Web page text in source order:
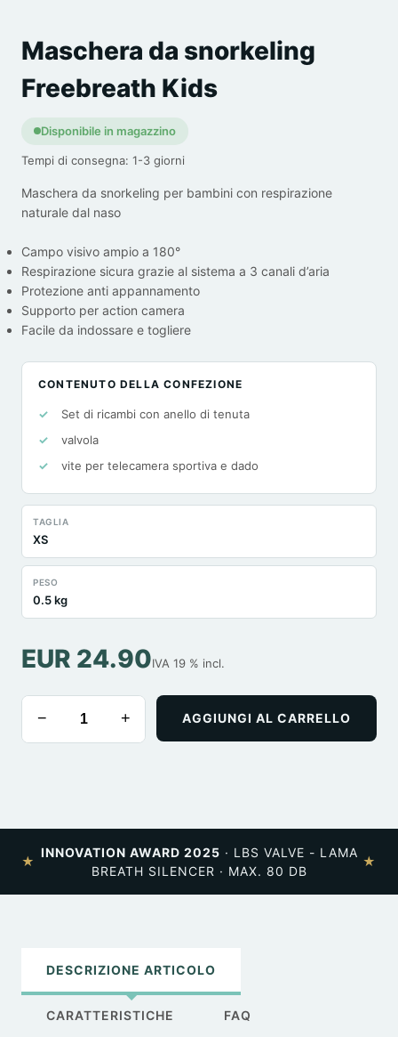
Maschera da snorkeling
Freebreath Kids
Disponibile in magazzino
Tempi di consegna: 1-3 giorni
Maschera da snorkeling per bambini con respirazione
naturale dal naso
Campo visivo ampio a 180°
Respirazione sicura grazie al sistema a 3 canali d’aria
Protezione anti appannamento
Supporto per action camera
Facile da indossare e togliere
CONTENUTO DELLA CONFEZIONE
Set di ricambi con anello di tenuta
valvola
vite per telecamera sportiva e dado
TAGLIA
XS
PESO
0.5 kg
EUR 24.90IVA 19 % incl.
− + AGGIUNGI AL CARRELLO
★
INNOVATION AWARD 2025 · LBS VALVE - LAMA
BREATH SILENCER · MAX. 80 DB
★
DESCRIZIONE ARTICOLO
CARATTERISTICHE FAQ